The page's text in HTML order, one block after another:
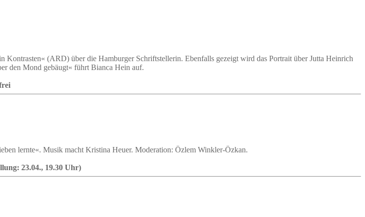
(ARD) über die Hamburger Schriftstellerin. Ebenfalls gezeigt wird das Portrait über Jutta Heinrich
den Mond gebäugt« führt Bianca Hein auf.
lernte«. Musik macht Kristina Heuer. Moderation: Özlem Winkler-Özkan.
23.04., 19.30 Uhr)